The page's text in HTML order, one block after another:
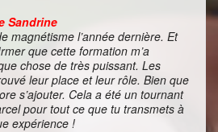
Sandrine
magnétisme l’année dernière. Et
que cette formation m’a
chose de très puissant. Les
leur place et leur rôle. Bien que
s’ajouter. Cela a été un tournant
pour tout ce que tu transmets à
expérience !